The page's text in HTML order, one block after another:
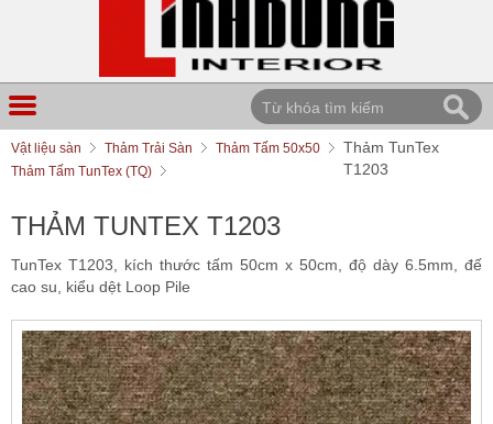
Vật liệu sàn Thảm Trải Sàn
Thảm Tấm 50x50
Thảm Tấm TunTex (TQ)
Thảm TunTex
T1203
THẢM TUNTEX T1203
TunTex T1203, kích thước tấm 50cm x 50cm, độ dày 6.5mm, đế
cao su, kiểu dệt Loop Pile